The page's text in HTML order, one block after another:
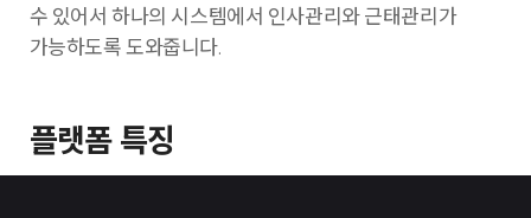
수 있어서 하나의 시스템에서 인사관리와 근태관리가
가능하도록 도와줍니다.
플랫폼 특징